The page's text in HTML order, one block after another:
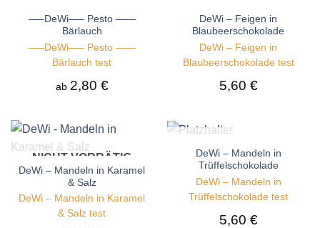
—–DeWi—– Pesto ——
Bärlauch
—–DeWi—– Pesto ——
Bärlauch test
ab 2,80 €
DeWi – Feigen in
Blaubeerschokolade
DeWi – Feigen in
Blaubeerschokolade test
5,60 €
NICHT VORRÄTIG
DeWi – Mandeln in Karamel
& Salz
DeWi – Mandeln in Karamel
& Salz test
NICHT VORRÄTIG
DeWi – Mandeln in
Trüffelschokolade
DeWi – Mandeln in
Trüffelschokolade test
5,60 €